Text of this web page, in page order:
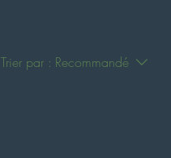
Trier par : Recommandé